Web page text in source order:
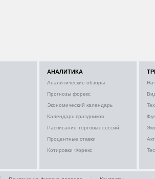
АНАЛИТИКА
Аналитические обзоры
Прогнозы форекс
Экономический календарь
Календарь праздников
Расписание торговых сессий
Процентные ставки
Котировки Форекс